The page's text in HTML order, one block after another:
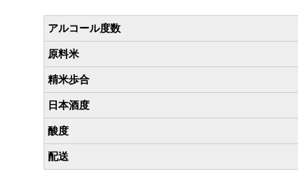
アルコール度数
原料米
精米歩合
日本酒度
酸度
配送